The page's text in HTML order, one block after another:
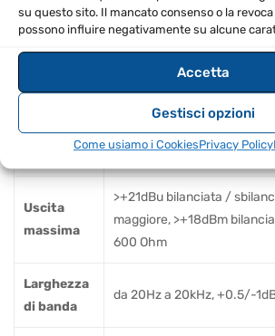
su questo sito. Il mancato consenso o la
possono influire negativamente su alcune
Accetta
Gestisci opzioni
Come usiamo i CookiesPrivacy Policy
Connettori
di uscita
1/4" TRS, maschio XLR (Pin
uscita
Impedenza Bilanciata /
Impedenza
in uscita
Bilanciata 100 Ohm,
Uscita
massima
>+21dBu bilanciata /
maggiore, >+18dBm
600 Ohm
Larghezza
di banda
da 20Hz a 20kHz, +0.5/-